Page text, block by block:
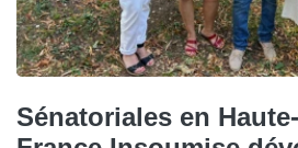
Sénatoriales en